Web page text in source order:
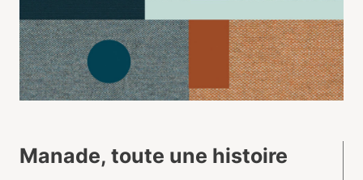
Manade, toute une histoire